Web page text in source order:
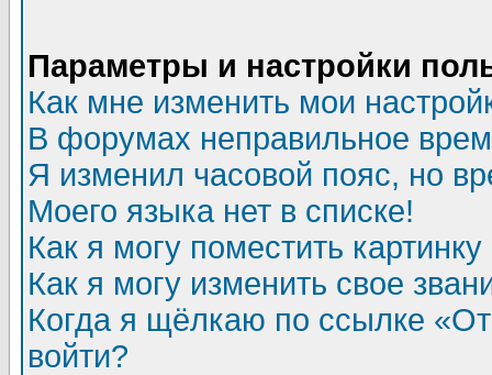
Параметры и настройки
Как мне изменить мои
В форумах неправильное
Я изменил часовой пояс, но
Моего языка нет в списке!
Как я могу поместить
Как я могу изменить свое
Когда я щёлкаю по ссылке
войти?